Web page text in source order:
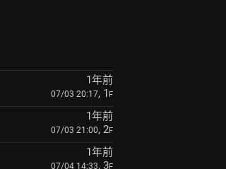
1年前
07/03 20:17, 1 F
1年前
07/03 21:00, 2F
1年前
07/04 14:33, 3F